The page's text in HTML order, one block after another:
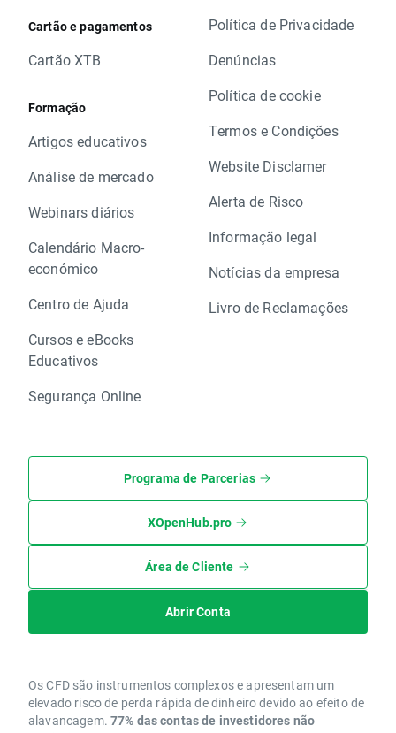
Cartão e pagamentos
Cartão XTB
Formação
Artigos educativos
Análise de mercado
Webinars diários
Calendário Macro-
económico
Centro de Ajuda
Cursos e eBooks
Educativos
Segurança Online
Política de Privacidade
Denúncias
Política de cookie
Termos e Condições
Website Disclamer
Alerta de Risco
Informação legal
Notícias da empresa
Livro de Reclamações
Programa de Parcerias
XOpenHub.pro
Área de Cliente
Abrir Conta
Os CFD são instrumentos complexos e apresentam um
elevado risco de perda rápida de dinheiro devido ao efeito de
alavancagem. 77% das contas de investidores não